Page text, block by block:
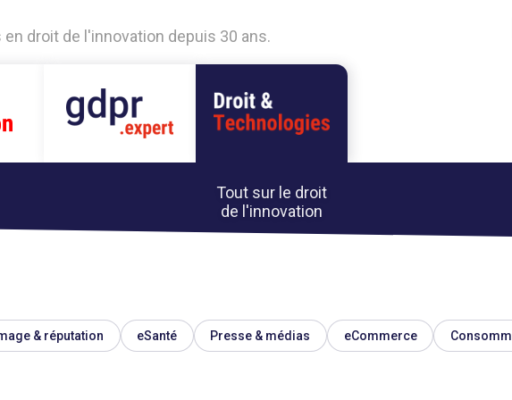
droit de l'innovation depuis 30 ans.
Tout sur le droit
de l'innovation
& réputation eSanté Presse & médias eCommerce